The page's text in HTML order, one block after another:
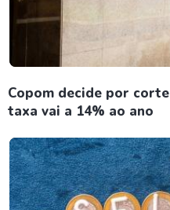
Copom decide por
taxa vai a 14% ao ano